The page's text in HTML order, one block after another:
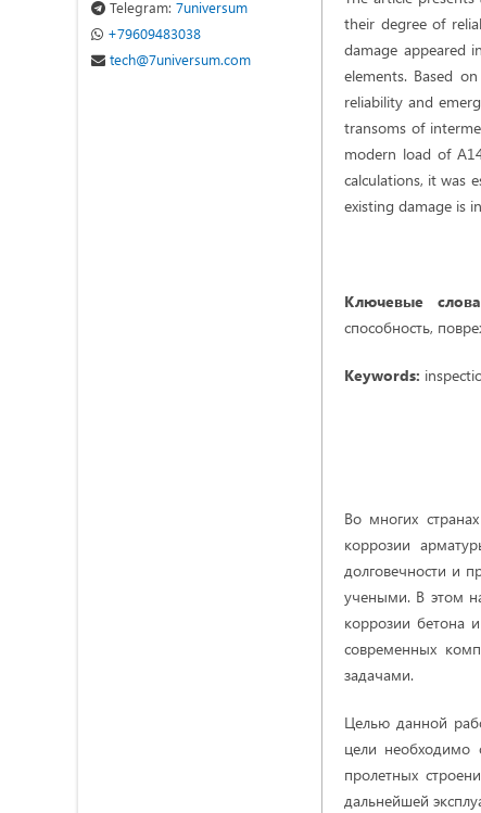
their degree of
damage appeared
elements. Based
reliability and
transoms of
modern load of
calculations, it was
existing damage is
Ключевые
способность,
Keywords:
Во многих
коррозии
долговечности и
учеными. В этом
коррозии бетона
современных
задачами.
Целью данной
цели необходимо
пролетных
дальнейшей
Telegram: 7universum
+79609483038
tech@7universum.com